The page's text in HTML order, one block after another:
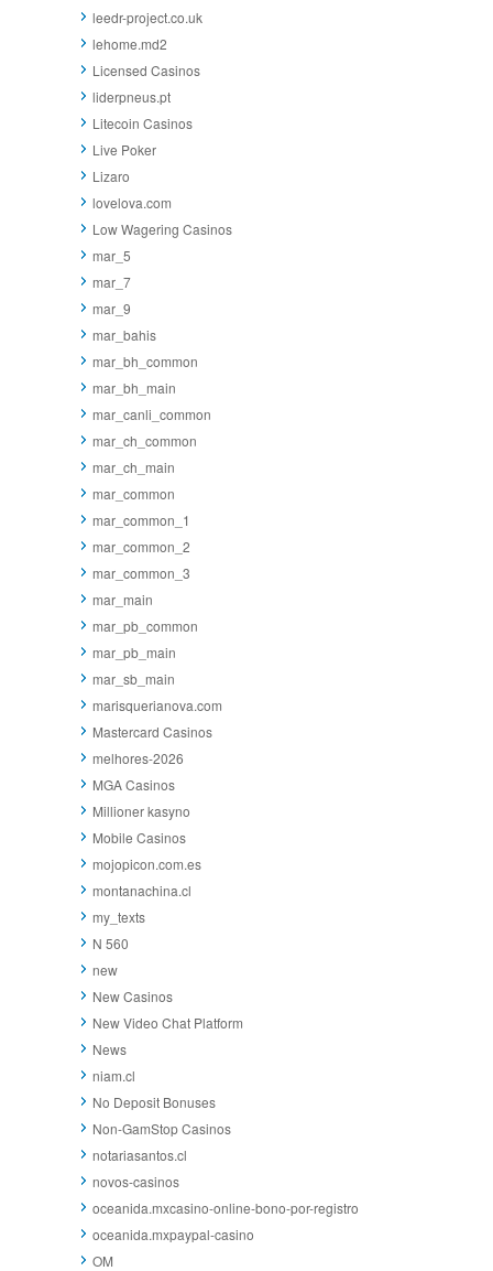
leedr-project.co.uk
lehome.md2
Licensed Casinos
liderpneus.pt
Litecoin Casinos
Live Poker
Lizaro
lovelova.com
Low Wagering Casinos
mar_5
mar_7
mar_9
mar_bahis
mar_bh_common
mar_bh_main
mar_canli_common
mar_ch_common
mar_ch_main
mar_common
mar_common_1
mar_common_2
mar_common_3
mar_main
mar_pb_common
mar_pb_main
mar_sb_main
marisquerianova.com
Mastercard Casinos
melhores-2026
MGA Casinos
Millioner kasyno
Mobile Casinos
mojopicon.com.es
montanachina.cl
my_texts
N 560
new
New Casinos
New Video Chat Platform
News
niam.cl
No Deposit Bonuses
Non-GamStop Casinos
notariasantos.cl
novos-casinos
oceanida.mxcasino-online-bono-por-registro
oceanida.mxpaypal-casino
OM